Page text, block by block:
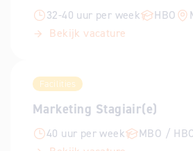
32-40 uur per week HBO
Bekijk vacature
Facilities
Marketing Stagiair(e)
40 uur per week MBO /